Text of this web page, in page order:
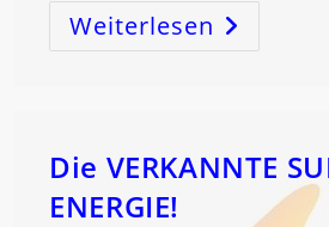
Weiterlesen 11
Und
De-
Die VERKANNTE
ENERGIE!